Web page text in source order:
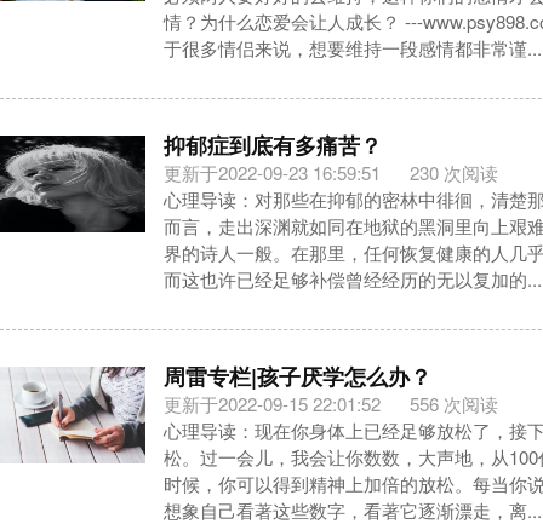
情？为什么恋爱会让人成长？ ---
于很多情侣来说，想要维持一段感情都非常谨...
抑郁症到底有多痛苦？
更新于2022-09-23 16:59:51
230 次阅读
心理导读：对那些在抑郁的密林中徘徊，清楚
而言，走出深渊就如同在地狱的黑洞里向上艰
界的诗人一般。在那里，任何恢复健康的人几
而这也许已经足够补偿曾经经历的无以复加的...
周雷专栏|孩子厌学怎么办？
更新于2022-09-15 22:01:52
556 次阅读
心理导读：现在你身体上已经足够放松了，接
松。过一会儿，我会让你数数，大声地，从
时候，你可以得到精神上加倍的放松。每当你
想象自己看著这些数字，看著它逐渐漂走，离...